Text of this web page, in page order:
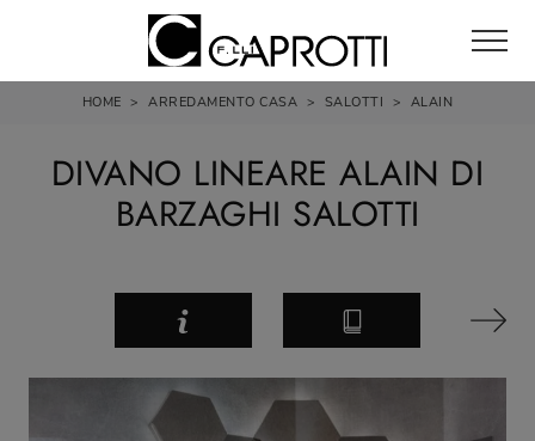
HOME > ARREDAMENTO CASA > SALOTTI > ALAIN
DIVANO LINEARE ALAIN DI
BARZAGHI SALOTTI